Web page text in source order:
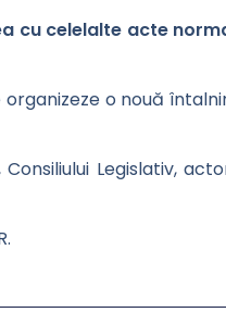
cu celelalte acte
o nouă
Legislativ,